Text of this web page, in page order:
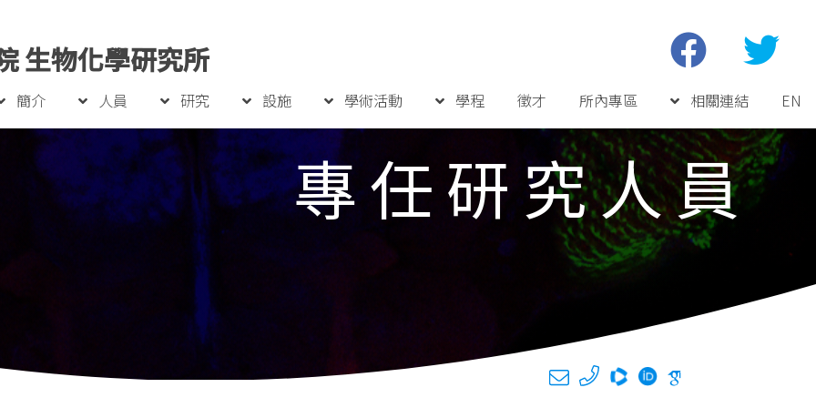
生物化學研究所
簡介 人員 研究 設施 學術活動 學程 徵才 所內專區 相關連結 EN
專任研究人員